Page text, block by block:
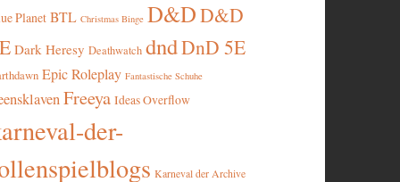
Planet BTL Christmas Binge D&DD&D
Dark Heresy Deathwatch dndDnD 5E
Epic Roleplay Fantastische Schuhe
Freeya Ideas Overflow
der-
Karneval der Archive